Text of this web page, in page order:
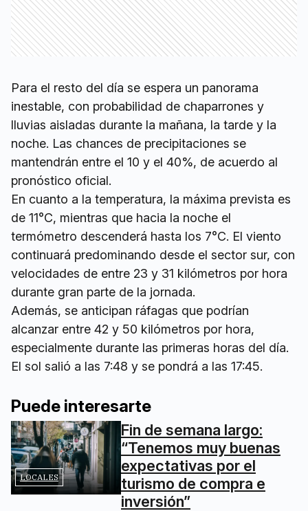
Para el resto del día se espera un panorama
inestable, con probabilidad de chaparrones y
lluvias aisladas durante la mañana, la tarde y la
noche. Las chances de precipitaciones se
mantendrán entre el 10 y el 40%, de acuerdo al
pronóstico oficial.
En cuanto a la temperatura, la máxima prevista es
de 11°C, mientras que hacia la noche el
termómetro descenderá hasta los 7°C. El viento
continuará predominando desde el sector sur, con
velocidades de entre 23 y 31 kilómetros por hora
durante gran parte de la jornada.
Además, se anticipan ráfagas que podrían
alcanzar entre 42 y 50 kilómetros por hora,
especialmente durante las primeras horas del día.
El sol salió a las 7:48 y se pondrá a las 17:45.
Puede interesarte
LOCALES
Fin de semana largo:
“Tenemos muy buenas
expectativas por el
turismo de compra e
inversión”